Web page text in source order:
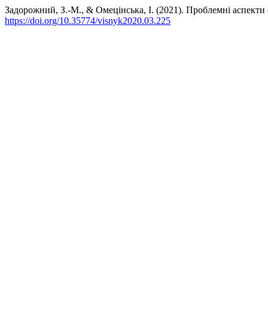
Задорожний, З.-М., & Омецінська, І. (2021). Проблемні аспекти
https://doi.org/10.35774/visnyk2020.03.225